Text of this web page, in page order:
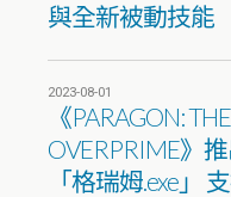
與全新被動技能
2023-08-01
《PARAGON: THE
OVERPRIME》
「格瑞姆.exe」